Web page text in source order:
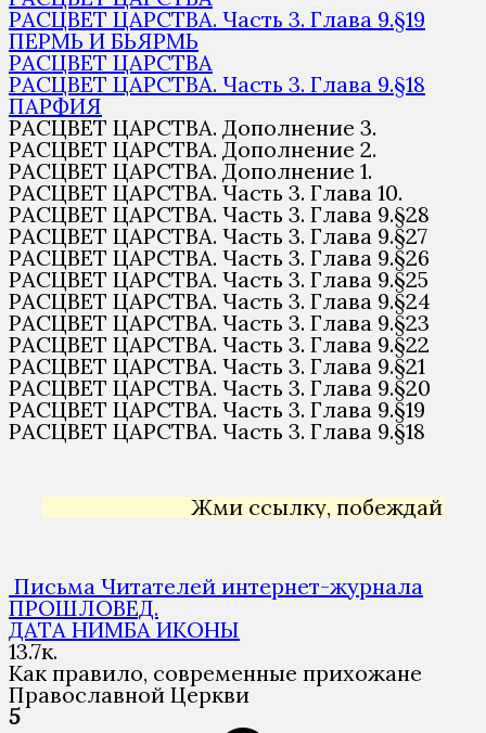
РАСЦВЕТ ЦАРСТВА. Часть 3. Глава 9.§19
ПЕРМЬ И БЬЯРМЬ
РАСЦВЕТ ЦАРСТВА
РАСЦВЕТ ЦАРСТВА. Часть 3. Глава 9.§18
ПАРФИЯ
РАСЦВЕТ ЦАРСТВА. Дополнение 3.
РАСЦВЕТ ЦАРСТВА. Дополнение 2.
РАСЦВЕТ ЦАРСТВА. Дополнение 1.
РАСЦВЕТ ЦАРСТВА. Часть 3. Глава 10.
РАСЦВЕТ ЦАРСТВА. Часть 3. Глава 9.§28
РАСЦВЕТ ЦАРСТВА. Часть 3. Глава 9.§27
РАСЦВЕТ ЦАРСТВА. Часть 3. Глава 9.§26
РАСЦВЕТ ЦАРСТВА. Часть 3. Глава 9.§25
РАСЦВЕТ ЦАРСТВА. Часть 3. Глава 9.§24
РАСЦВЕТ ЦАРСТВА. Часть 3. Глава 9.§23
РАСЦВЕТ ЦАРСТВА. Часть 3. Глава 9.§22
РАСЦВЕТ ЦАРСТВА. Часть 3. Глава 9.§21
РАСЦВЕТ ЦАРСТВА. Часть 3. Глава 9.§20
РАСЦВЕТ ЦАРСТВА. Часть 3. Глава 9.§19
РАСЦВЕТ ЦАРСТВА. Часть 3. Глава 9.§18
Жми ссылку, побеждай →
Письма Читателей интернет-журнала
ПРОШЛОВЕД.
ДАТА НИМБА ИКОНЫ
13.7к.
Как правило, современные прихожане
Православной Церкви
5